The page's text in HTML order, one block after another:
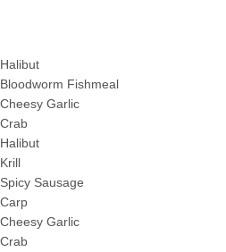
Fishmeal
Garlic
Sausage
Garlic